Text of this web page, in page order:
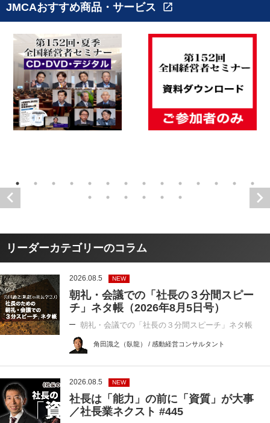
JMCAおすすめ商品・サービス open_in_new
リーダーカテゴリーのコラム
2026.08.5 NEW
朝礼・会議での「社長の３分間スピー
チ」ネタ帳（2026年8月5日号）
朝礼・会議での「社長の３分間スピーチ」ネタ帳
角田識之（臥龍） / 感動経営コンサルタント
2026.08.5 NEW
社長は「能力」の前に「資質」が大事
／社長業ネクスト #445